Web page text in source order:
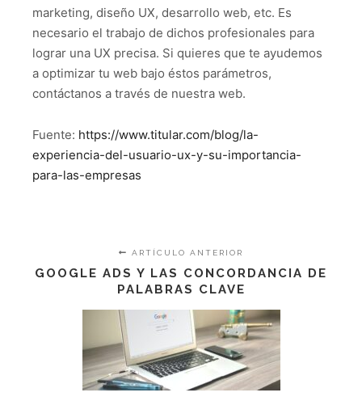
marketing, diseño UX, desarrollo web, etc. Es
necesario el trabajo de dichos profesionales para
lograr una UX precisa. Si quieres que te ayudemos
a optimizar tu web bajo éstos parámetros,
contáctanos a través de nuestra web.
Fuente: https://www.titular.com/blog/la-
experiencia-del-usuario-ux-y-su-importancia-
para-las-empresas
ARTÍCULO ANTERIOR
GOOGLE ADS Y LAS CONCORDANCIA DE
PALABRAS CLAVE